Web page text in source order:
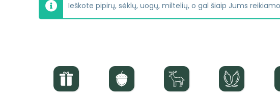
Ieškote pipirų, sėklų, uogų, miltelių, o gal šiaip Jums